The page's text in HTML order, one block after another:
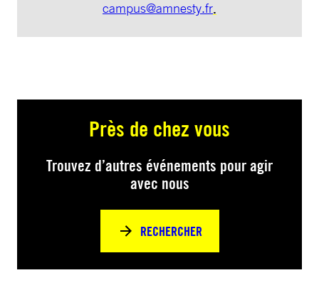
campus@amnesty.fr.
Près de chez vous
Trouvez d’autres événements pour agir
avec nous
RECHERCHER